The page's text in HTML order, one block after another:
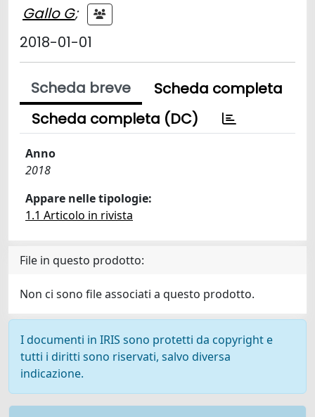
Gallo G;
2018-01-01
Scheda breve
Scheda completa
Scheda completa (DC)
Anno
2018
Appare nelle tipologie:
1.1 Articolo in rivista
File in questo prodotto:
Non ci sono file associati a questo prodotto.
I documenti in IRIS sono protetti da copyright e
tutti i diritti sono riservati, salvo diversa
indicazione.